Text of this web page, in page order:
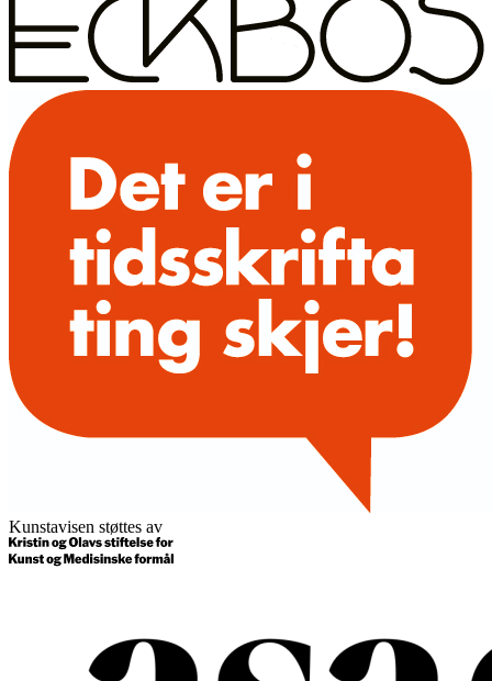
Kunstavisen støttes av